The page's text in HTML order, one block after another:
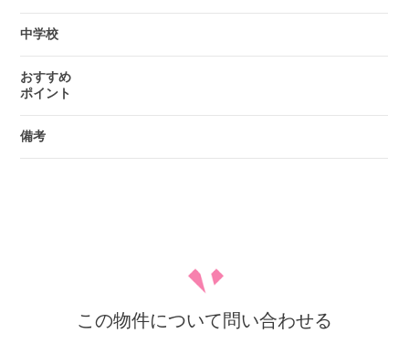
中学校
おすすめ
ポイント
備考
この物件について問い合わせる